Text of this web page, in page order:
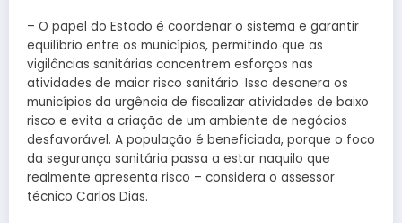
– O papel do Estado é coordenar o sistema e garantir
equilíbrio entre os municípios, permitindo que as
vigilâncias sanitárias concentrem esforços nas
atividades de maior risco sanitário. Isso desonera os
municípios da urgência de fiscalizar atividades de baixo
risco e evita a criação de um ambiente de negócios
desfavorável. A população é beneficiada, porque o foco
da segurança sanitária passa a estar naquilo que
realmente apresenta risco – considera o assessor
técnico Carlos Dias.